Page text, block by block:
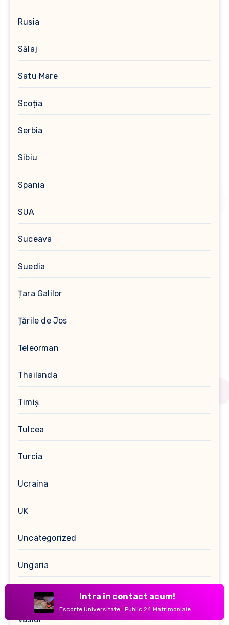
Rusia
Sălaj
Satu Mare
Scoția
Serbia
Sibiu
Spania
SUA
Suceava
Suedia
Țara Galilor
Țările de Jos
Teleorman
Thailanda
Timiș
Tulcea
Turcia
Ucraina
UK
Uncategorized
Ungaria
Vâlcea
Vaslui
Intra in contact acum!
Escorte Universitate : Public 24 Matrimoniale...